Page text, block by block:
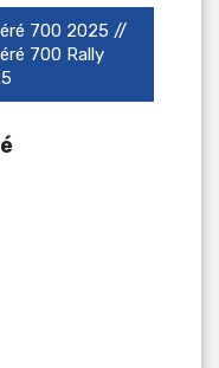
700 2025 //
700 Rally